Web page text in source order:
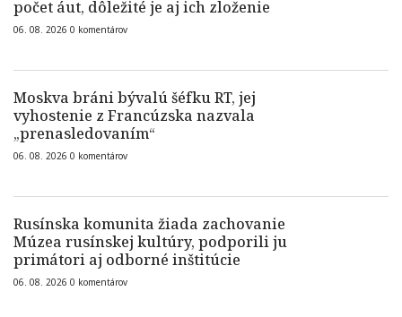
počet áut, dôležité je aj ich zloženie
06. 08. 2026 0 komentárov
Moskva bráni bývalú šéfku RT, jej
vyhostenie z Francúzska nazvala
„prenasledovaním“
06. 08. 2026 0 komentárov
Rusínska komunita žiada zachovanie
Múzea rusínskej kultúry, podporili ju
primátori aj odborné inštitúcie
06. 08. 2026 0 komentárov